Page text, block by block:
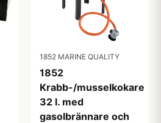
1852 MARINE QUALITY
1852
Krabb-/musselkokare
32 l. med
gasolbrännare och